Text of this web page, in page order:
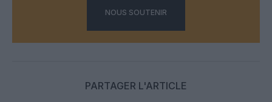
NOUS SOUTENIR
PARTAGER L'ARTICLE